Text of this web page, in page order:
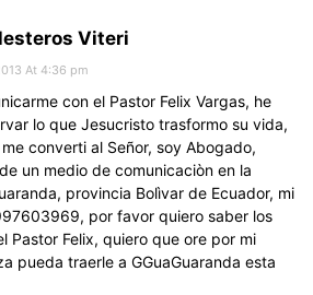
Viteri
At 4:36 pm
con el Pastor Felix Vargas, he
lo que Jesucristo trasformo su vida,
converti al Señor, soy Abogado,
un medio de comunicaciòn en la
provincia Bolìvar de Ecuador, mi
por favor quiero saber los
Pastor Felix, quiero que ore por mi
pueda traerle a GGuaGuaranda esta